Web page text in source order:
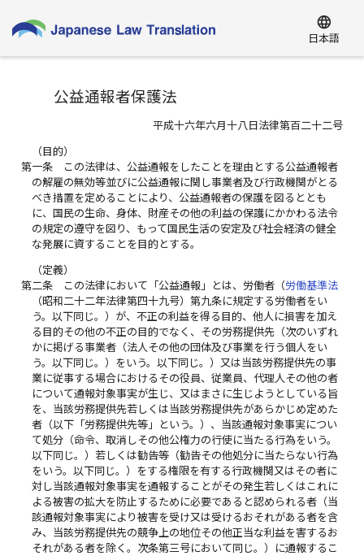
language
日本語
公益通報者保護法
平成十六年六月十八日法律第百二十二号
（目的）
第一条
この法律は、公益通報をしたことを理由とする公益通報者
の解雇の無効等並びに公益通報に関し事業者及び行政機関がとる
べき措置を定めることにより、公益通報者の保護を図るととも
に、国民の生命、身体、財産その他の利益の保護にかかわる法令
の規定の遵守を図り、もって国民生活の安定及び社会経済の健全
な発展に資することを目的とする。
（定義）
第二条
この法律において「公益通報」とは、労働者（労働基準法
（昭和二十二年法律第四十九号）第九条に規定する労働者をい
う。以下同じ。）が、不正の利益を得る目的、他人に損害を加え
る目的その他の不正の目的でなく、その労務提供先（次のいずれ
かに掲げる事業者（法人その他の団体及び事業を行う個人をい
う。以下同じ。）をいう。以下同じ。）又は当該労務提供先の事
業に従事する場合におけるその役員、従業員、代理人その他の者
について通報対象事実が生じ、又はまさに生じようとしている旨
を、当該労務提供先若しくは当該労務提供先があらかじめ定めた
者（以下「労務提供先等」という。）、当該通報対象事実につい
て処分（命令、取消しその他公権力の行使に当たる行為をいう。
以下同じ。）若しくは勧告等（勧告その他処分に当たらない行為
をいう。以下同じ。）をする権限を有する行政機関又はその者に
対し当該通報対象事実を通報することがその発生若しくはこれに
よる被害の拡大を防止するために必要であると認められる者（当
該通報対象事実により被害を受け又は受けるおそれがある者を含
み、当該労務提供先の競争上の地位その他正当な利益を害するお
それがある者を除く。次条第三号において同じ。）に通報するこ